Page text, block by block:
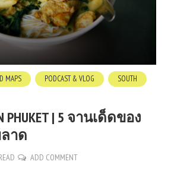
MAPS PODCAST & VLOG
SOUTH
PHUKET | 5 จานเด็ดของ
าด
ADD COMMENT